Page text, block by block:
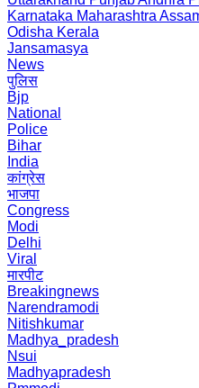
Karnataka Maharashtra
Odisha Kerala
Jansamasya
News
पुलिस
Bjp
National
Police
Bihar
India
कांग्रेस
भाजपा
Congress
Modi
Delhi
Viral
मारपीट
Breakingnews
Narendramodi
Nitishkumar
Madhya_pradesh
Nsui
Madhyapradesh